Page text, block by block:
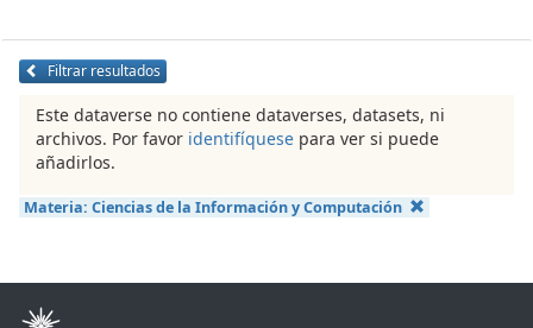
Filtrar resultados
Este dataverse no contiene dataverses, datasets, ni
archivos. Por favor identifíquese para ver si puede
añadirlos.
Materia: Ciencias de la Información y Computación